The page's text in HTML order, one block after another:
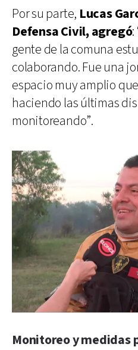
Por su parte, Lucas
Defensa Civil, agregó:
gente de la comuna
colaborando. Fue una
espacio muy amplio
haciendo las últimas
monitoreando”.
Monitoreo y medidas